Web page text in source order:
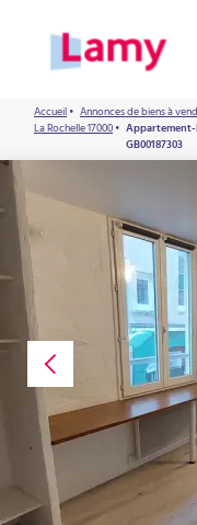
Accueil• Annonces de biens à
La Rochelle 17000• Appartement-
GB00187303